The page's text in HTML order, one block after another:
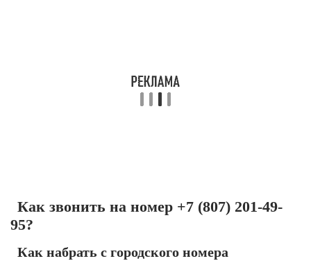
Как звонить на номер +7 (807) 201-49-
95?
Как набрать с городского номера